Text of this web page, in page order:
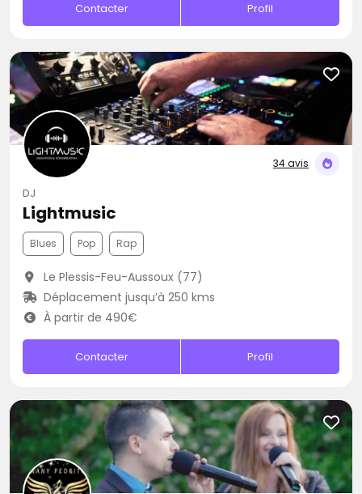
Contacter Profil
34 avis
DJ
Lightmusic
Blues Pop Rap
Le Plessis-Feu-Aussoux (77)
Déplacement jusqu’à 250 kms
À partir de 490€
Contacter Profil